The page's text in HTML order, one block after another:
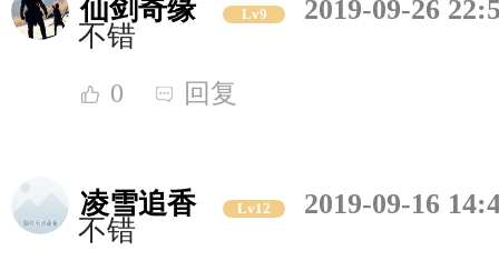
仙剑奇缘 Lv9
2019-09-26
不错
0 回复
凌雪追香 Lv12
2019-09-16
不错